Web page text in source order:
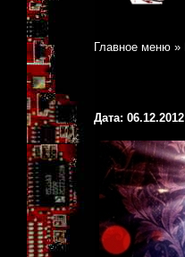
Главное меню »
Дата: 06.12.2012